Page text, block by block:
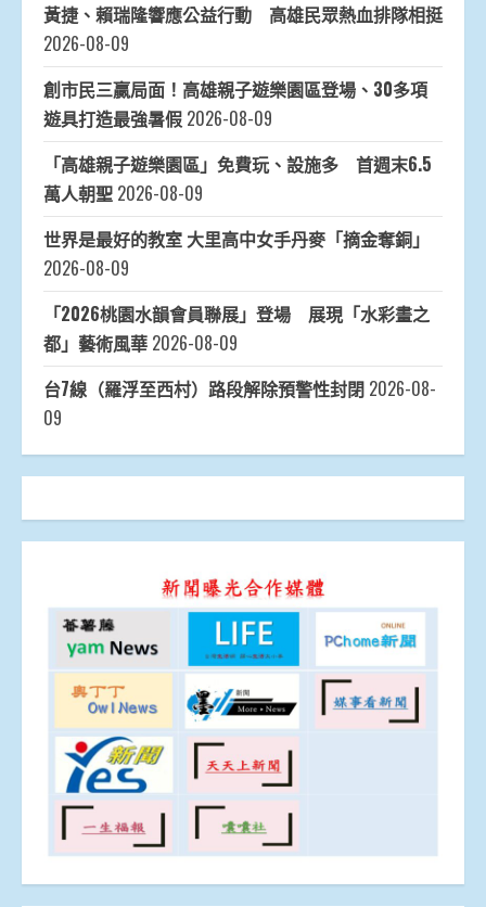
黃捷、賴瑞隆響應公益行動 高雄民眾熱血排隊相挺
2026-08-09
創市民三贏局面！高雄親子遊樂園區登場、30多項
遊具打造最強暑假 2026-08-09
「高雄親子遊樂園區」免費玩、設施多 首週末6.5
萬人朝聖 2026-08-09
世界是最好的教室 大里高中女手丹麥「摘金奪銅」
2026-08-09
「2026桃園水韻會員聯展」登場 展現「水彩畫之
都」藝術風華 2026-08-09
台7線（羅浮至西村）路段解除預警性封閉 2026-08-
09